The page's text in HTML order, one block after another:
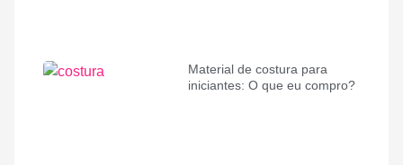
Material de costura para
iniciantes: O que eu compro?